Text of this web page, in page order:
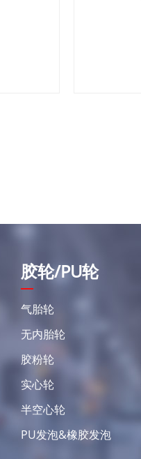
胶轮/PU轮
气胎轮
无内胎轮
胶粉轮
实心轮
半空心轮
PU发泡&橡胶发泡